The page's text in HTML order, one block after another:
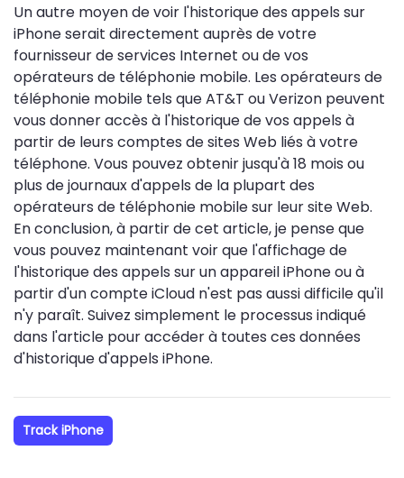
Un autre moyen de voir l'historique des appels sur
iPhone serait directement auprès de votre
fournisseur de services Internet ou de vos
opérateurs de téléphonie mobile. Les opérateurs de
téléphonie mobile tels que AT&T ou Verizon peuvent
vous donner accès à l'historique de vos appels à
partir de leurs comptes de sites Web liés à votre
téléphone. Vous pouvez obtenir jusqu'à 18 mois ou
plus de journaux d'appels de la plupart des
opérateurs de téléphonie mobile sur leur site Web.
En conclusion, à partir de cet article, je pense que
vous pouvez maintenant voir que l'affichage de
l'historique des appels sur un appareil iPhone ou à
partir d'un compte iCloud n'est pas aussi difficile qu'il
n'y paraît. Suivez simplement le processus indiqué
dans l'article pour accéder à toutes ces données
d'historique d'appels iPhone.
Track iPhone